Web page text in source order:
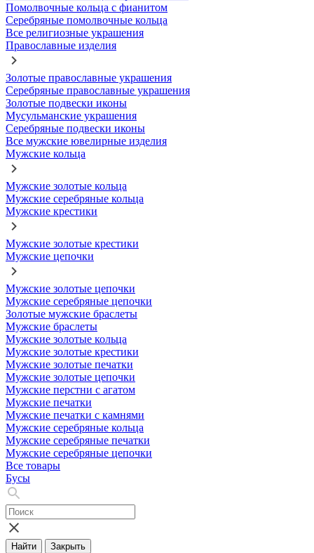
Помолвочные кольца с фианитом
Серебряные помолвочные кольца
Все религиозные украшения
Православные изделия
Золотые православные украшения
Серебряные православные украшения
Золотые подвески иконы
Мусульманские украшения
Серебряные подвески иконы
Все мужские ювелирные изделия
Мужские кольца
Мужские золотые кольца
Мужские серебряные кольца
Мужские крестики
Мужские золотые крестики
Мужские цепочки
Мужские золотые цепочки
Мужские серебряные цепочки
Золотые мужские браслеты
Мужские браслеты
Мужские золотые кольца
Мужские золотые крестики
Мужские золотые печатки
Мужские золотые цепочки
Мужские перстни с агатом
Мужские печатки
Мужские печатки с камнями
Мужские серебряные кольца
Мужские серебряные печатки
Мужские серебряные цепочки
Все товары
Бусы
Найти Закрыть